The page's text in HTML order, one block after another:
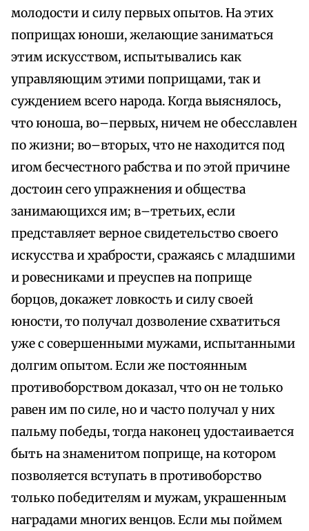
молодости и силу первых опытов. На этих
поприщах юноши, желающие заниматься
этим искусством, испытывались как
управляющим этими поприщами, так и
суждением всего народа. Когда выяснялось,
что юноша, во–первых, ничем не обесславлен
по жизни; во–вторых, что не находится под
игом бесчестного рабства и по этой причине
достоин сего упражнения и общества
занимающихся им; в–третьих, если
представляет верное свидетельство своего
искусства и храбрости, сражаясь с младшими
и ровесниками и преуспев на поприще
борцов, докажет ловкость и силу своей
юности, то получал дозволение схватиться
уже с совершенными мужами, испытанными
долгим опытом. Если же постоянным
противоборством доказал, что он не только
равен им по силе, но и часто получал у них
пальму победы, тогда наконец удостаивается
быть на знаменитом поприще, на котором
позволяется вступать в противоборство
только победителям и мужам, украшенным
наградами многих венцов. Если мы поймем